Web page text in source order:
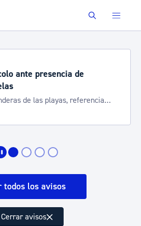
Buscar
ante presencia de
de las playas, referencia
todos los avisos
Cerrar avisos